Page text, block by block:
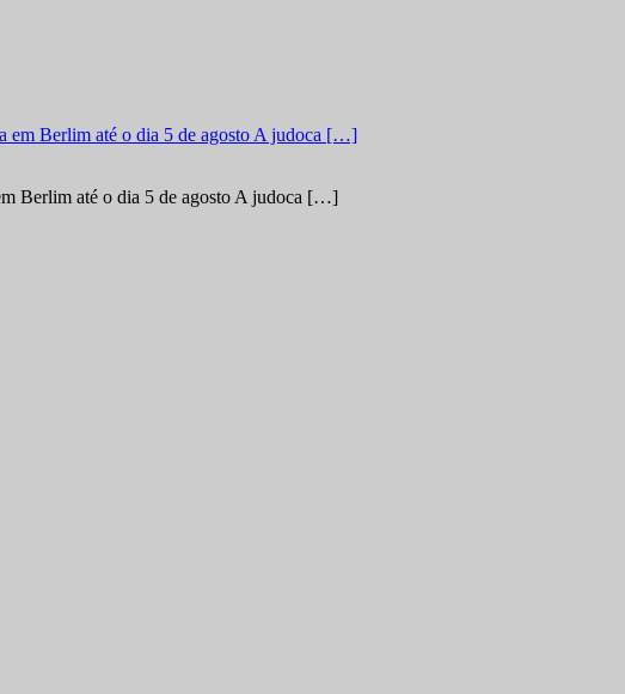
Berlim até o dia 5 de agosto A judoca […]